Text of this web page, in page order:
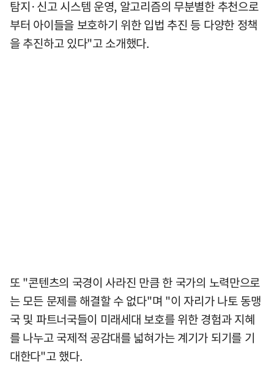
탐지·신고 시스템 운영, 알고리즘의 무분별한 추천으로
부터 아이들을 보호하기 위한 입법 추진 등 다양한 정책
을 추진하고 있다"고 소개했다.
또 "콘텐츠의 국경이 사라진 만큼 한 국가의 노력만으로
는 모든 문제를 해결할 수 없다"며 "이 자리가 나토 동맹
국 및 파트너국들이 미래세대 보호를 위한 경험과 지혜
를 나누고 국제적 공감대를 넓혀가는 계기가 되기를 기
대한다"고 했다.